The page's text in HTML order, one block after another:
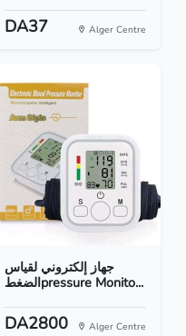
DA37 Alger Centre
جهاز إلكتروني لقياس
الضغطpressure Monito...
DA2800 Alger Centre